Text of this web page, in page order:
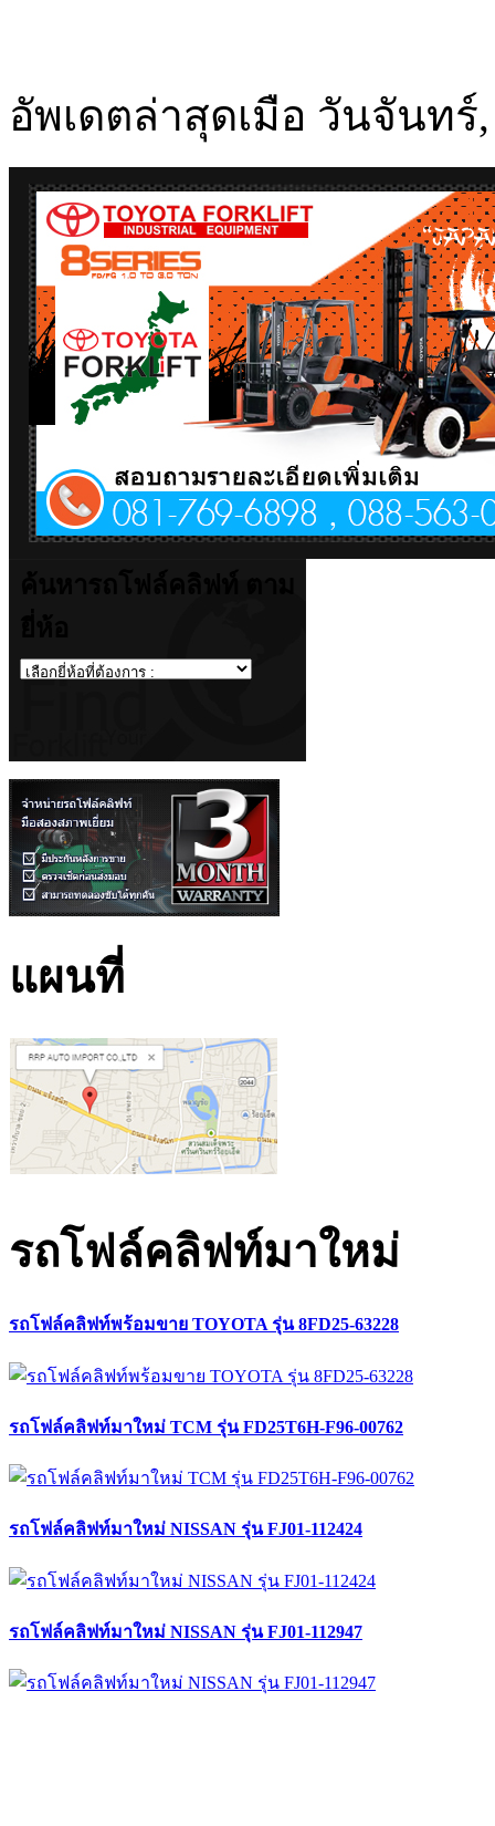
อัพเดตล่าสุดเมือ วันจันทร์
แผนที่
รถโฟล์คลิฟท์มาใหม่
รถโฟล์คลิฟท์พร้อมขาย TOYOTA รุ่น 8FD25-63228
รถโฟล์คลิฟท์มาใหม่ TCM รุ่น FD25T6H-F96-00762
รถโฟล์คลิฟท์มาใหม่ NISSAN รุ่น FJ01-112424
รถโฟล์คลิฟท์มาใหม่ NISSAN รุ่น FJ01-112947